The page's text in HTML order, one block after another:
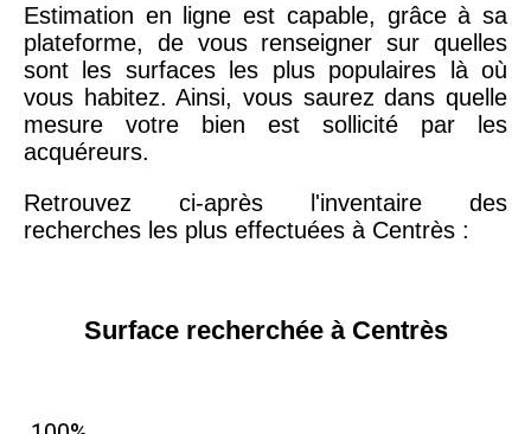
Estimation en ligne est capable, grâce à sa
plateforme, de vous renseigner sur quelles
sont les surfaces les plus populaires là où
vous habitez. Ainsi, vous saurez dans quelle
mesure votre bien est sollicité par les
acquéreurs.
Retrouvez ci-après l'inventaire des
recherches les plus effectuées à Centrès :
Surface recherchée à Centrès